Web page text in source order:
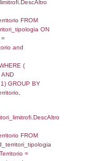
where
a2p.Nome
a2rp INNER JOIN
a2p.IDPersonale
AND
a2p.Nome
a2rp INNER JOIN